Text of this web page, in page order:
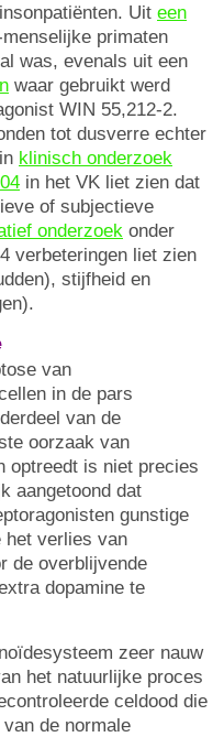
Uit een
primaten
was, evenals uit een
waar gebruikt werd
WIN 55,212-2.
tot dusverre echter
klinisch onderzoek
in het VK liet zien dat
of subjectieve
onderzoek onder
verbeteringen liet zien
stijfheid en
van
in de pars
van de
oorzaak van
optreedt is niet precies
aangetoond dat
gunstige
het verlies van
de overblijvende
dopamine te
zeer nauw
het natuurlijke proces
celdood die
de normale